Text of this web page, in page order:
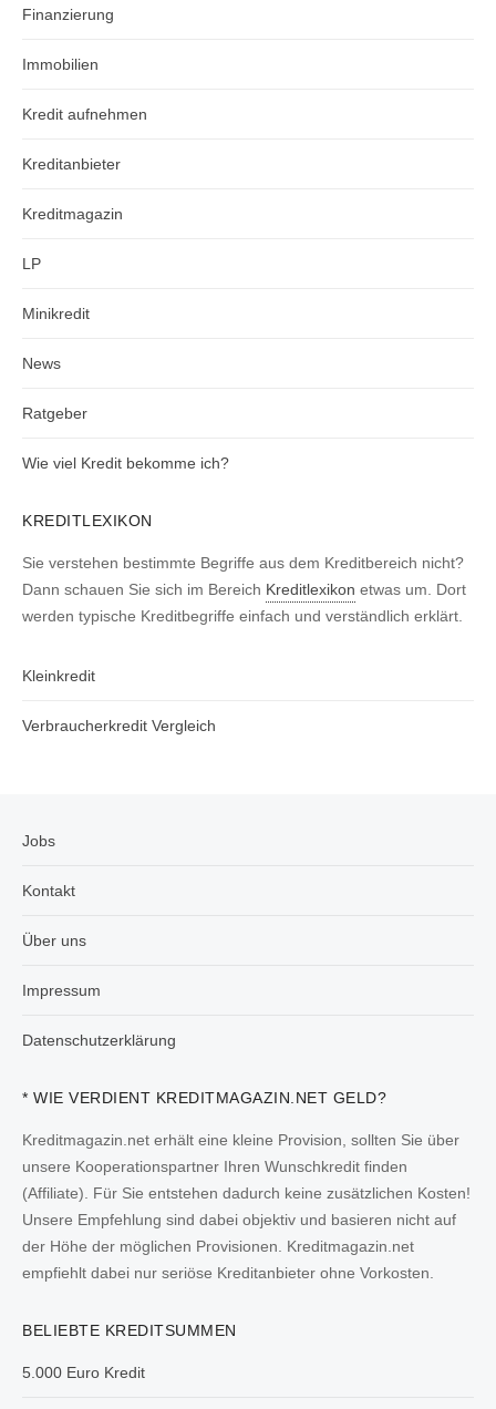
Finanzierung
Immobilien
Kredit aufnehmen
Kreditanbieter
Kreditmagazin
LP
Minikredit
News
Ratgeber
Wie viel Kredit bekomme ich?
KREDITLEXIKON
Sie verstehen bestimmte Begriffe aus dem Kreditbereich nicht?
Dann schauen Sie sich im Bereich Kreditlexikon etwas um. Dort
werden typische Kreditbegriffe einfach und verständlich erklärt.
Kleinkredit
Verbraucherkredit Vergleich
Jobs
Kontakt
Über uns
Impressum
Datenschutzerklärung
* WIE VERDIENT KREDITMAGAZIN.NET GELD?
Kreditmagazin.net erhält eine kleine Provision, sollten Sie über
unsere Kooperationspartner Ihren Wunschkredit finden
(Affiliate). Für Sie entstehen dadurch keine zusätzlichen Kosten!
Unsere Empfehlung sind dabei objektiv und basieren nicht auf
der Höhe der möglichen Provisionen. Kreditmagazin.net
empfiehlt dabei nur seriöse Kreditanbieter ohne Vorkosten.
BELIEBTE KREDITSUMMEN
5.000 Euro Kredit